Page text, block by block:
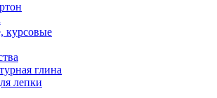
курсовые
глина
лепки